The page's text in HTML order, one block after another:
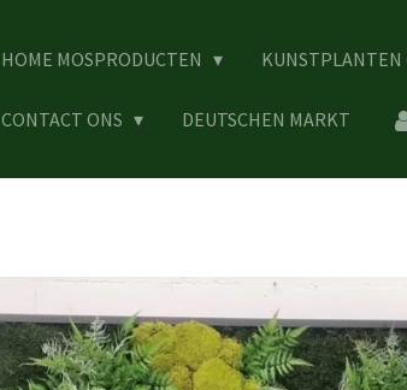
HOME MOSPRODUCTEN KUNSTPLANTEN
CONTACT ONS DEUTSCHEN MARKT